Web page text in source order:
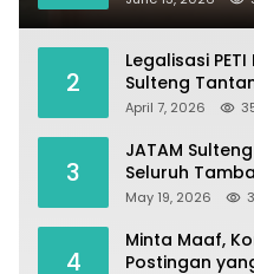
2
Legalisasi
Sulteng
Andalkan
April 7, 2026
3
JATAM
Seluruh
Pesisir
May 19, 2026
4
Minta Maaf,
Postingan